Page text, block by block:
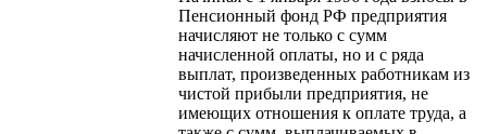
Пенсионный фонд РФ предприятия
начисляют не только с сумм
начисленной оплаты, но и с ряда
выплат, произведенных работникам из
чистой прибыли предприятия, не
имеющих отношения к оплате труда, а